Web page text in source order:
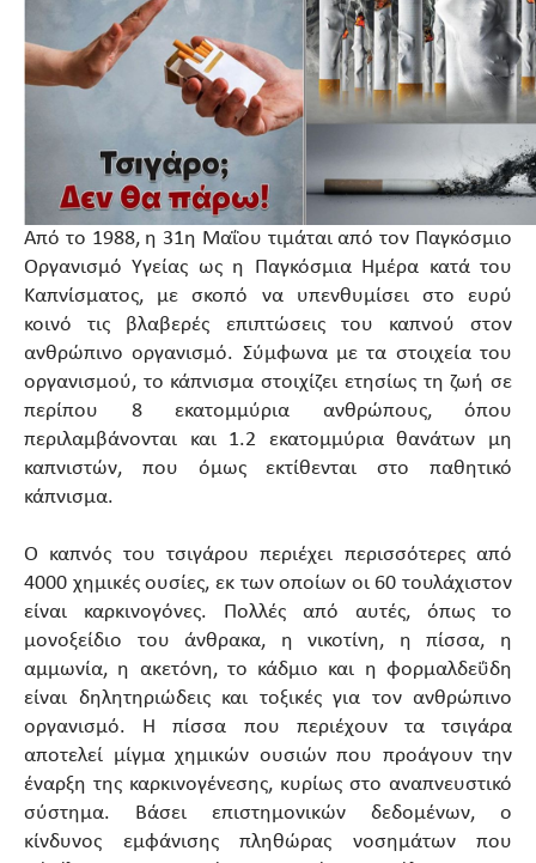
Από το 1988, η 31η Μαΐου τιμάται από τον Παγκόσμιο
Οργανισμό Υγείας ως η Παγκόσμια Ημέρα κατά του
Καπνίσματος, με σκοπό να υπενθυμίσει στο ευρύ
κοινό τις βλαβερές επιπτώσεις του καπνού στον
ανθρώπινο οργανισμό. Σύμφωνα με τα στοιχεία του
οργανισμού, το κάπνισμα στοιχίζει ετησίως τη ζωή σε
περίπου 8 εκατομμύρια ανθρώπους, όπου
περιλαμβάνονται και 1.2 εκατομμύρια θανάτων μη
καπνιστών, που όμως εκτίθενται στο παθητικό
κάπνισμα.
Ο καπνός του τσιγάρου περιέχει περισσότερες από
4000 χημικές ουσίες, εκ των οποίων οι 60 τουλάχιστον
είναι καρκινογόνες. Πολλές από αυτές, όπως το
μονοξείδιο του άνθρακα, η νικοτίνη, η πίσσα, η
αμμωνία, η ακετόνη, το κάδμιο και η φορμαλδεΰδη
είναι δηλητηριώδεις και τοξικές για τον ανθρώπινο
οργανισμό. Η πίσσα που περιέχουν τα τσιγάρα
αποτελεί μίγμα χημικών ουσιών που προάγουν την
έναρξη της καρκινογένεσης, κυρίως στο αναπνευστικό
σύστημα. Βάσει επιστημονικών δεδομένων, ο
κίνδυνος εμφάνισης πληθώρας νοσημάτων που